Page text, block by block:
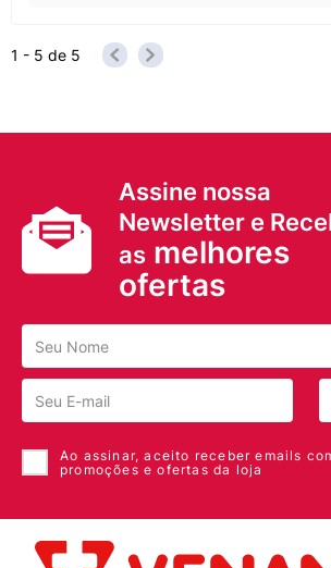
1 - 5 de 5
Assine nossa
Newsletter e
as melhores
ofertas
Ao assinar, aceito receber emails
promoções e ofertas da loja